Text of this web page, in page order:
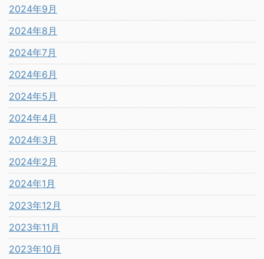
2024年9月
2024年8月
2024年7月
2024年6月
2024年5月
2024年4月
2024年3月
2024年2月
2024年1月
2023年12月
2023年11月
2023年10月